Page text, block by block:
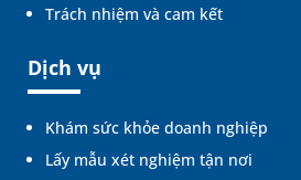
Trách nhiệm và cam kết
Dịch vụ
Khám sức khỏe doanh nghiệp
Lấy mẫu xét nghiệm tận nơi